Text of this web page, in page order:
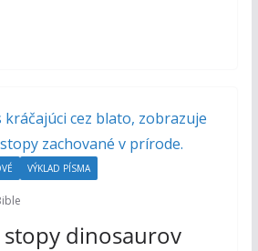
VÝKLAD PÍSMA
stopy dinosaurov